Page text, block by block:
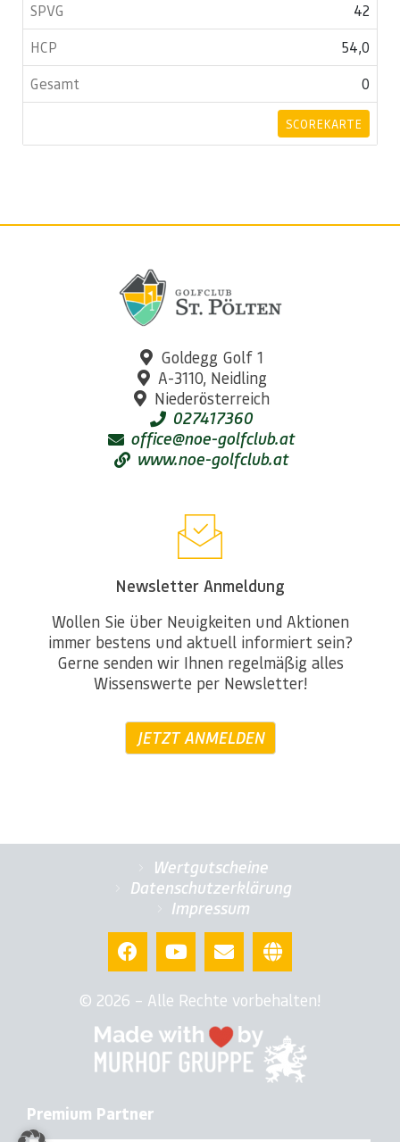
42
54,0
0
SCOREKARTE
Goldegg Golf 1
A-3110, Neidling
Niederösterreich
027417360
office@noe-golfclub.at
www.noe-golfclub.at
Newsletter Anmeldung
Wollen Sie über Neuigkeiten und Aktionen
immer bestens und aktuell informiert sein?
Gerne senden wir Ihnen regelmäßig alles
Wissenswerte per Newsletter!
JETZT ANMELDEN
Wertgutscheine
Datenschutzerklärung
Impressum
© 2026 – Alle Rechte vorbehalten!
Premium Partner